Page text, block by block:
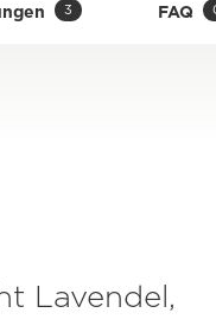
3 FAQ
Lavendel,